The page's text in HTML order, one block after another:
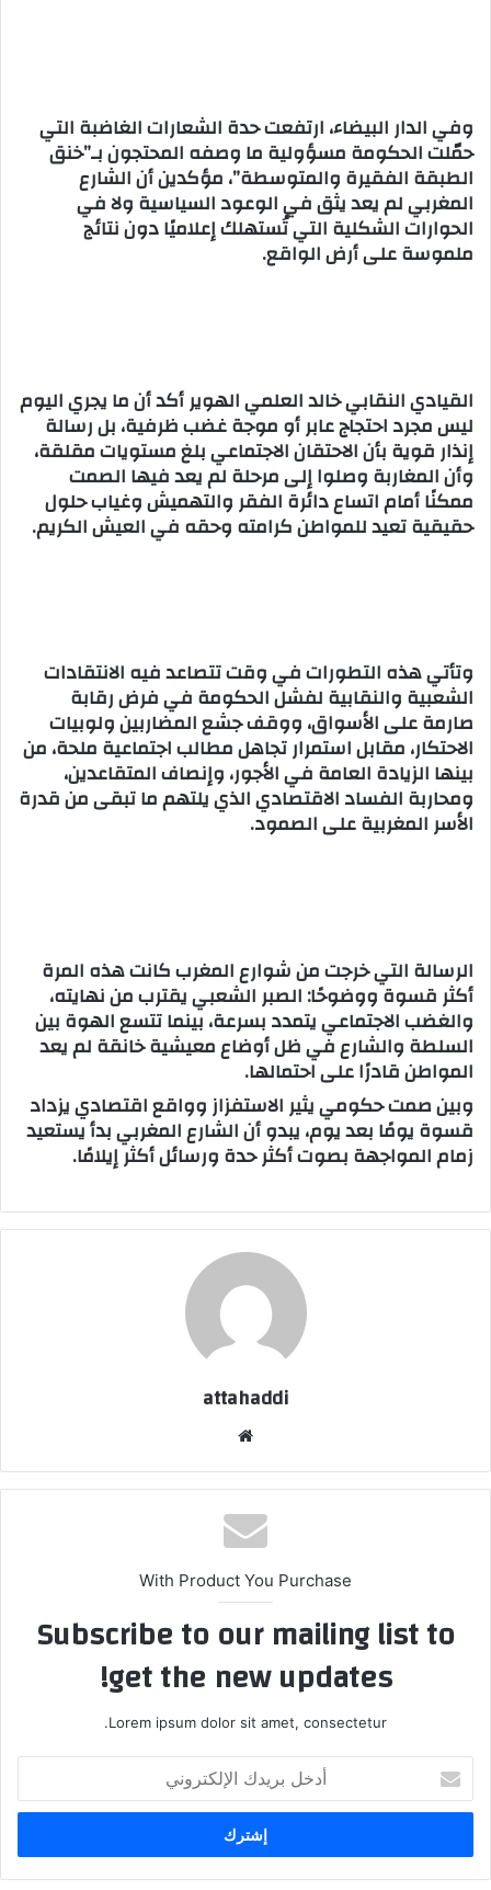
وفي الدار البيضاء، ارتفعت حدة الشعارات الغاضبة التي
حمّلت الحكومة مسؤولية ما وصفه المحتجون بـ”خنق
الطبقة الفقيرة والمتوسطة”، مؤكدين أن الشارع
المغربي لم يعد يثق في الوعود السياسية ولا في
الحوارات الشكلية التي تُستهلك إعلاميًا دون نتائج
ملموسة على أرض الواقع.
القيادي النقابي خالد العلمي الهوير أكد أن ما يجري اليوم
ليس مجرد احتجاج عابر أو موجة غضب ظرفية، بل رسالة
إنذار قوية بأن الاحتقان الاجتماعي بلغ مستويات مقلقة،
وأن المغاربة وصلوا إلى مرحلة لم يعد فيها الصمت
ممكنًا أمام اتساع دائرة الفقر والتهميش وغياب حلول
حقيقية تعيد للمواطن كرامته وحقه في العيش الكريم.
وتأتي هذه التطورات في وقت تتصاعد فيه الانتقادات
الشعبية والنقابية لفشل الحكومة في فرض رقابة
صارمة على الأسواق، ووقف جشع المضاربين ولوبيات
الاحتكار، مقابل استمرار تجاهل مطالب اجتماعية ملحة، من
بينها الزيادة العامة في الأجور، وإنصاف المتقاعدين،
ومحاربة الفساد الاقتصادي الذي يلتهم ما تبقى من قدرة
الأسر المغربية على الصمود.
الرسالة التي خرجت من شوارع المغرب كانت هذه المرة
أكثر قسوة ووضوحًا: الصبر الشعبي يقترب من نهايته،
والغضب الاجتماعي يتمدد بسرعة، بينما تتسع الهوة بين
السلطة والشارع في ظل أوضاع معيشية خانقة لم يعد
المواطن قادرًا على احتمالها.
وبين صمت حكومي يثير الاستفزاز وواقع اقتصادي يزداد
قسوة يومًا بعد يوم، يبدو أن الشارع المغربي بدأ يستعيد
زمام المواجهة بصوت أكثر حدة ورسائل أكثر إيلامًا.
attahaddi
الوي
ب
With Product You Purchase
Subscribe to our mailing list to
get the new updates!
Lorem ipsum dolor sit amet, consectetur.
خ
ب
ر